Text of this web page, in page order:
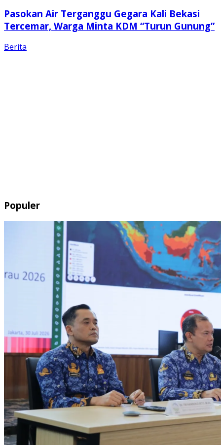
Pasokan Air Terganggu Gegara Kali Bekasi
Tercemar, Warga Minta KDM “Turun Gunung”
Berita
Populer